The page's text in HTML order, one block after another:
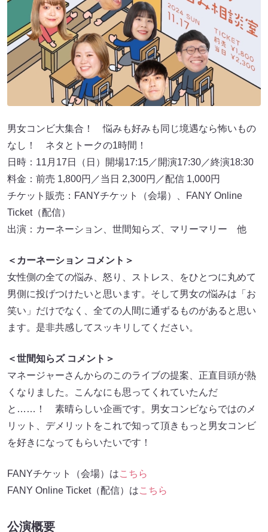
男女コンビ大集合！ 悩みも好みも同じ境遇なら怖いもの
なし！ ネタとトークの1時間！
日時：11月17日（日）開場17:15／開演17:30／終演18:30
料金：前売 1,800円／当日 2,300円／配信 1,000円
チケット販売：FANYチケット（会場）、FANY Online
Ticket（配信）
出演：カーネーション、世間知らズ、マリーマリー 他
＜カーネーション コメント＞
女性側の全ての悩み、怒り、ストレス、をひとつに丸めて
男側に投げつけたいと思います。そして男女の悩みは「お
笑い」だけでなく、全ての人間に通ずるものがあると思い
ます。是非共感してスッキリしてください。
＜世間知らズ コメント＞
マネージャーさんからのこのライブの提案、正直目頭が熱
くなりました。こんなにも思ってくれていたんだ
と……！ 素晴らしい企画です。男女コンビならではのメ
リット、デメリットをこれで知って頂きもっと男女コンビ
を好きになってもらいたいです！
FANYチケット（会場）はこちら
FANY Online Ticket（配信）はこちら
公演概要